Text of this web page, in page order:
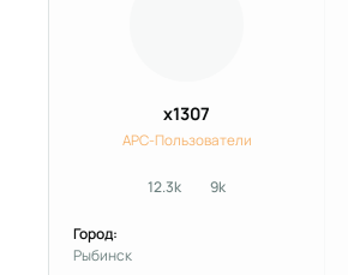
x1307
APC-Пользователи
12.3kсообщения
9kРепутация
Город:
Рыбинск